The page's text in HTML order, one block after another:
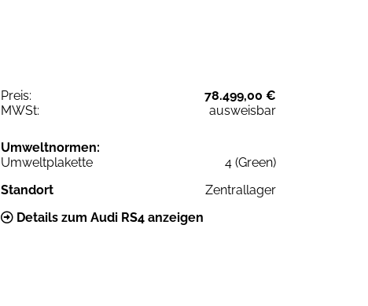
Preis:
78.499,00 €
MWSt:
ausweisbar
Umweltnormen:
Umweltplakette
4 (Green)
Standort
Zentrallager
Details zum Audi RS4 anzeigen